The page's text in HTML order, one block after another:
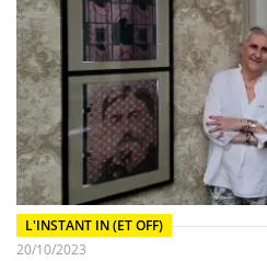
L'INSTANT IN (ET OFF)
20/10/2023